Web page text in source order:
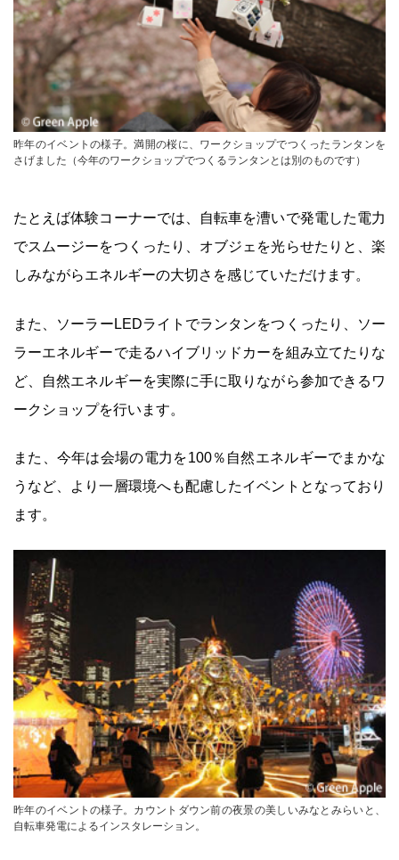
昨年のイベントの様子。満開の桜に、ワークショップでつくったランタンを
さげました（今年のワークショップでつくるランタンとは別のものです）
たとえば体験コーナーでは、自転車を漕いで発電した電力
でスムージーをつくったり、オブジェを光らせたりと、楽
しみながらエネルギーの大切さを感じていただけます。
また、ソーラーLEDライトでランタンをつくったり、ソー
ラーエネルギーで走るハイブリッドカーを組み立てたりな
ど、自然エネルギーを実際に手に取りながら参加できるワ
ークショップを行います。
また、今年は会場の電力を100％自然エネルギーでまかな
うなど、より一層環境へも配慮したイベントとなっており
ます。
昨年のイベントの様子。カウントダウン前の夜景の美しいみなとみらいと、
自転車発電によるインスタレーション。